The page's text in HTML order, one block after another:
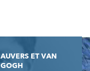
AUVERS ET VAN
GOGH